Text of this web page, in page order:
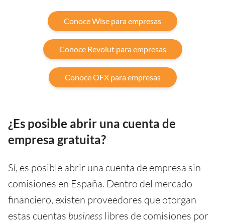
Conoce Wise para empresas
Conoce Revolut para empresas
Conoce OFX para empresas
¿Es posible abrir una cuenta de
empresa gratuita?
Sí, es posible abrir una cuenta de empresa sin
comisiones en España. Dentro del mercado
financiero, existen proveedores que otorgan
estas cuentas business libres de comisiones por